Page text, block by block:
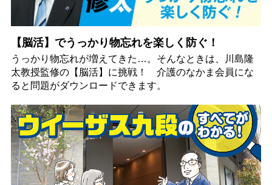
【脳活】でうっかり物忘れを楽しく防ぐ！
うっかり物忘れが増えてきた…。そんなときは、川島隆
太教授監修の【脳活】に挑戦！ 介護のなかま会員にな
ると問題がダウンロードできます。